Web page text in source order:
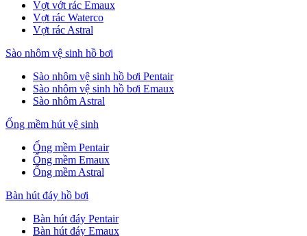
Vợt vớt rác Emaux
Vợt rác Waterco
Vợt rác Astral
Sào nhôm vệ sinh hồ bơi
Sào nhôm vệ sinh hồ bơi Pentair
Sào nhôm vệ sinh hồ bơi Emaux
Sào nhôm Astral
Ống mềm hút vệ sinh
Ống mềm Pentair
Ống mềm Emaux
Ống mềm Astral
Bàn hút đáy hồ bơi
Bàn hút đáy Pentair
Bàn hút đáy Emaux